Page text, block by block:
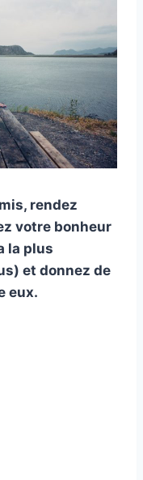
rendez
votre bonheur
la plus
et donnez de
eux.